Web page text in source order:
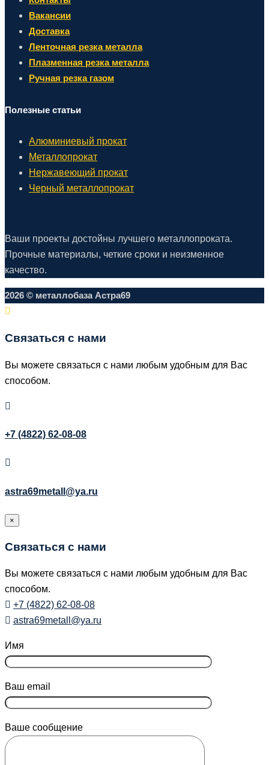
Вакансии
Доставка
Ленточная резка металла
Плазменная резка металла
Ручная резка газом
Полезные статьи
Алюминиевый прокат
Металлопрокат
Нержавеющий прокат
Черный металлопрокат
Ваши проекты достойны лучшего металлопроката.
Прочные материалы, четкие сроки и неизменное
качество.
2026 © металлобаза Астра69
Связаться с нами
Вы можете связаться с нами любым удобным для Вас
способом.
+7 (4822) 62-08-08
astra69metall@ya.ru
×
Связаться с нами
Вы можете связаться с нами любым удобным для Вас
способом.
+7 (4822) 62-08-08
astra69metall@ya.ru
Имя
Ваш email
Ваше сообщение